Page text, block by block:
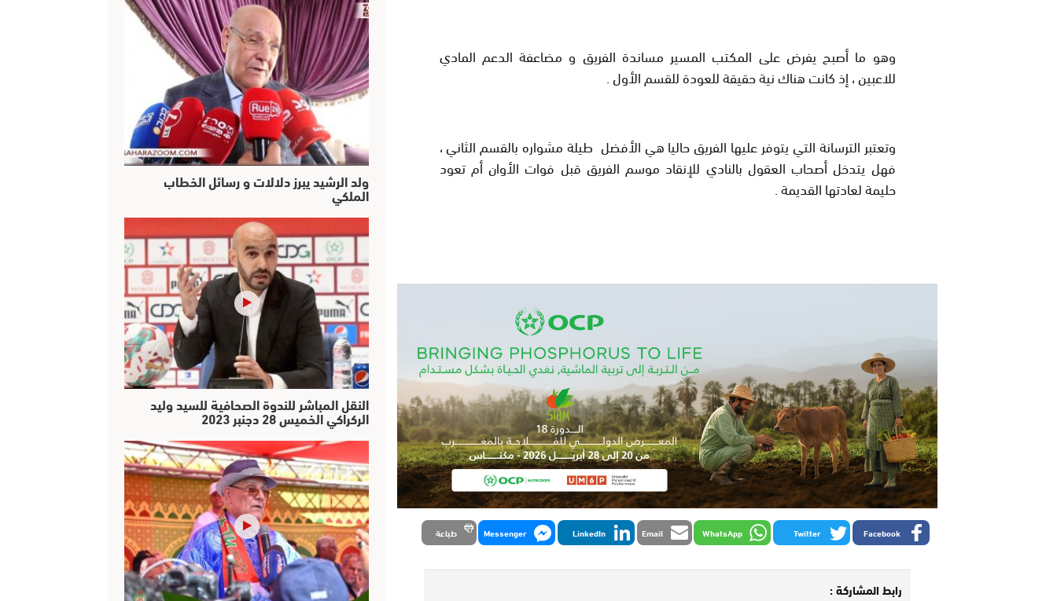
وهو ما أصبح يفرض على المكتب المسير مساندة الفريق و مضاعفة الدعم المادي
للاعبين ، إذ كانت هناك نية حقيقة للعودة للقسم الأول .
وتعتبر الترسانة التي يتوفر عليها الفريق حاليا هي الأفضل طيلة مشواره بالقسم الثاني ،
فهل يتدخل أصحاب العقول بالنادي للإنقاد موسم الفريق قبل فوات الأوان أم تعود
حليمة لعادتها القديمة .
Facebook
Twitter
WhatsApp
Email
LinkedIn
Messenger طباعة
رابط المشاركة :
ولد الرشيد يبرز دلالات و رسائل الخطاب
الملكي
النقل المباشر للندوة الصحافية للسيد وليد
الركراكي الخميس 28 دجنبر 2023